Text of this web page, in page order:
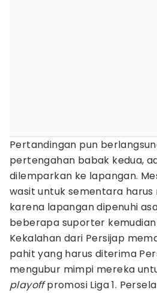
Pertandingan pun
pertengahan babak kedua,
dilemparkan ke lapangan.
wasit untuk sementara
karena lapangan dipenuhi
beberapa suporter
Kekalahan dari Persijap
pahit yang harus diterima
mengubur mimpi mereka
playoffpromosi Liga 1.